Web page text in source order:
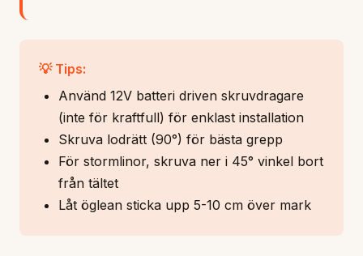
💡 Tips:
Använd 12V batteri driven skruvdragare
(inte för kraftfull) för enklast installation
Skruva lodrätt (90°) för bästa grepp
För stormlinor, skruva ner i 45° vinkel bort
från tältet
Låt öglean sticka upp 5-10 cm över mark